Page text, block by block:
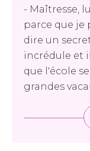
- Maîtresse,
parce que je
dire un
incrédule et
que l'école
grandes